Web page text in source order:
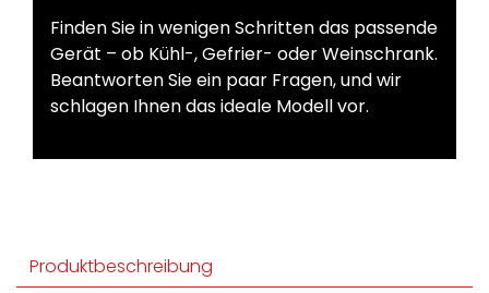
Finden Sie in wenigen Schritten das passende
Gerät – ob Kühl-, Gefrier- oder Weinschrank.
Beantworten Sie ein paar Fragen, und wir
schlagen Ihnen das ideale Modell vor.
Produktbeschreibung